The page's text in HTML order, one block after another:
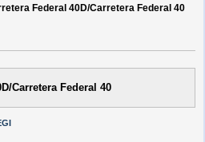
Federal 40D/Carretera Federal 40
Carretera Federal 40